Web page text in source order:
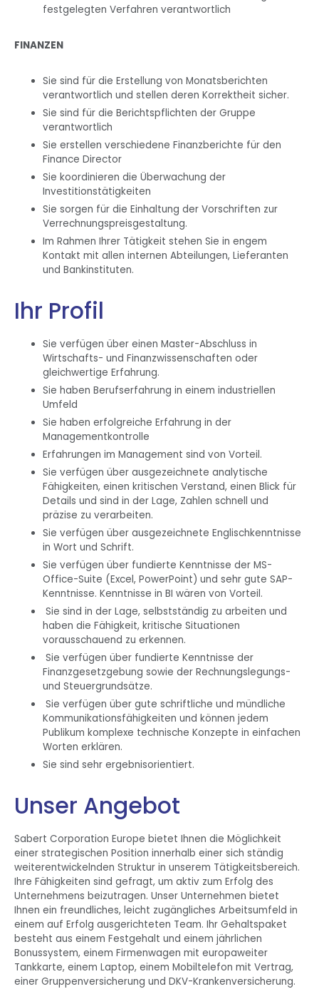
festgelegten Verfahren verantwortlich
FINANZEN
Sie sind für die Erstellung von Monatsberichten
verantwortlich und stellen deren Korrektheit sicher.
Sie sind für die Berichtspflichten der Gruppe
verantwortlich
Sie erstellen verschiedene Finanzberichte für den
Finance Director
Sie koordinieren die Überwachung der
Investitionstätigkeiten
Sie sorgen für die Einhaltung der Vorschriften zur
Verrechnungspreisgestaltung.
Im Rahmen Ihrer Tätigkeit stehen Sie in engem
Kontakt mit allen internen Abteilungen, Lieferanten
und Bankinstituten.
Ihr Profil
Sie verfügen über einen Master-Abschluss in
Wirtschafts- und Finanzwissenschaften oder
gleichwertige Erfahrung.
Sie haben Berufserfahrung in einem industriellen
Umfeld
Sie haben erfolgreiche Erfahrung in der
Managementkontrolle
Erfahrungen im Management sind von Vorteil.
Sie verfügen über ausgezeichnete analytische
Fähigkeiten, einen kritischen Verstand, einen Blick für
Details und sind in der Lage, Zahlen schnell und
präzise zu verarbeiten.
Sie verfügen über ausgezeichnete Englischkenntnisse
in Wort und Schrift.
Sie verfügen über fundierte Kenntnisse der MS-
Office-Suite (Excel, PowerPoint) und sehr gute SAP-
Kenntnisse. Kenntnisse in BI wären von Vorteil.
Sie sind in der Lage, selbstständig zu arbeiten und
haben die Fähigkeit, kritische Situationen
vorausschauend zu erkennen.
Sie verfügen über fundierte Kenntnisse der
Finanzgesetzgebung sowie der Rechnungslegungs-
und Steuergrundsätze.
Sie verfügen über gute schriftliche und mündliche
Kommunikationsfähigkeiten und können jedem
Publikum komplexe technische Konzepte in einfachen
Worten erklären.
Sie sind sehr ergebnisorientiert.
Unser Angebot
Sabert Corporation Europe bietet Ihnen die Möglichkeit
einer strategischen Position innerhalb einer sich ständig
weiterentwickelnden Struktur in unserem Tätigkeitsbereich.
Ihre Fähigkeiten sind gefragt, um aktiv zum Erfolg des
Unternehmens beizutragen. Unser Unternehmen bietet
Ihnen ein freundliches, leicht zugängliches Arbeitsumfeld in
einem auf Erfolg ausgerichteten Team. Ihr Gehaltspaket
besteht aus einem Festgehalt und einem jährlichen
Bonussystem, einem Firmenwagen mit europaweiter
Tankkarte, einem Laptop, einem Mobiltelefon mit Vertrag,
einer Gruppenversicherung und DKV-Krankenversicherung.